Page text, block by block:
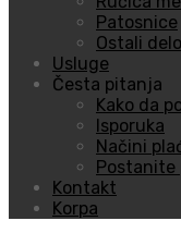
Patosnice
Ostali
Usluge
Česta pitanja
Kako da
Isporuka
Načini
Postanite
Kontakt
Korpa